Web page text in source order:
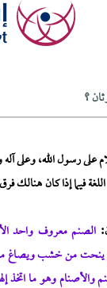
؟
على رسول الله، وعلى
فيما إذا كان هنالك
الصنم معروف واحد
ينحت من خشب ويصاغ
والأصنام وهو ما اتخذ